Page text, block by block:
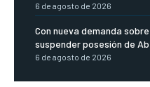
6 de agosto de 2026
Con nueva demanda
suspender posesión de
6 de agosto de 2026